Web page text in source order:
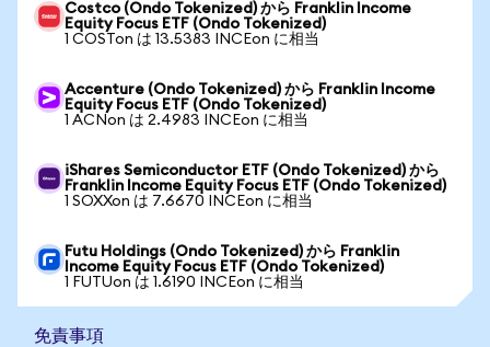
Costco (Ondo Tokenized) から Franklin Income
Equity Focus ETF (Ondo Tokenized)
1 COSTon は 13.5383 INCEon に相当
Accenture (Ondo Tokenized) から Franklin Income
Equity Focus ETF (Ondo Tokenized)
1 ACNon は 2.4983 INCEon に相当
iShares Semiconductor ETF (Ondo Tokenized) から
Franklin Income Equity Focus ETF (Ondo Tokenized)
1 SOXXon は 7.6670 INCEon に相当
Futu Holdings (Ondo Tokenized) から Franklin
Income Equity Focus ETF (Ondo Tokenized)
1 FUTUon は 1.6190 INCEon に相当
免責事項